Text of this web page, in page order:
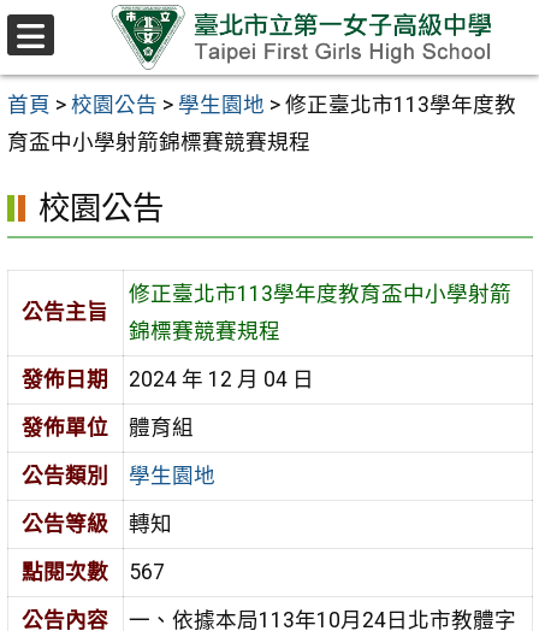
跳至主要內容區
首頁 > 校園公告 > 學生園地 > 修正臺北市113學年度教
育盃中小學射箭錦標賽競賽規程
校園公告
公告主旨
修正臺北市113學年度教育盃中小學射箭
錦標賽競賽規程
發佈日期
2024 年 12 月 04 日
發佈單位
體育組
公告類別
學生園地
公告等級
轉知
點閱次數
567
公告內容
一、依據本局113年10月24日北市教體字
選
單